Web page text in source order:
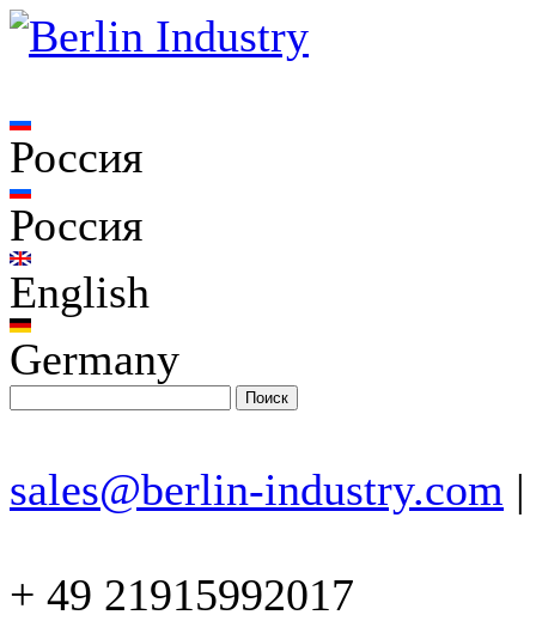
Россия
Россия
English
Germany
sales@berlin-industry.com |
+ 49 21915992017